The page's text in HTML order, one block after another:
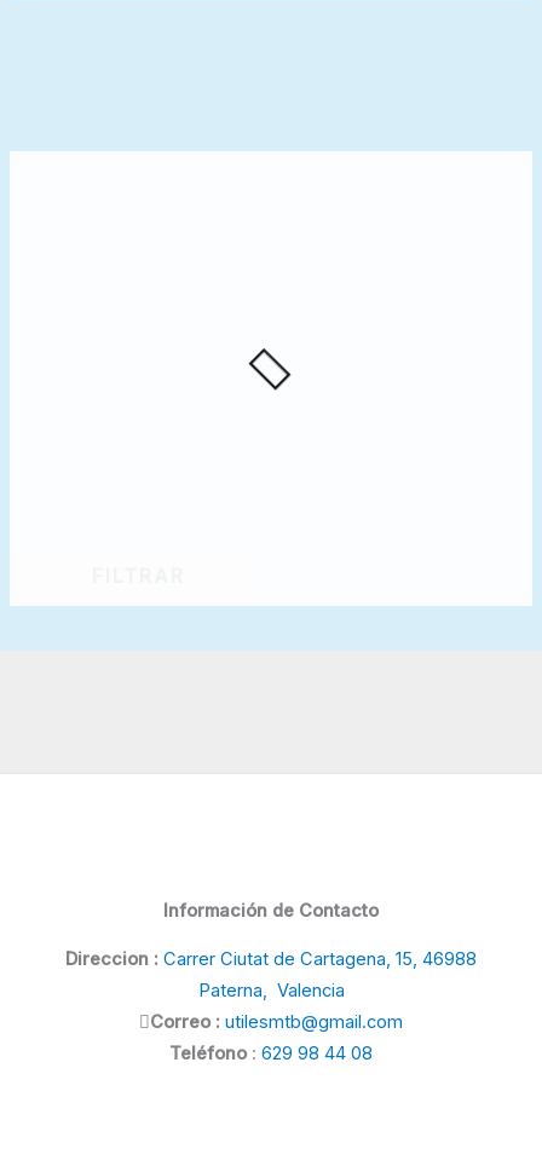
Información de Contacto
Direccion : Carrer Ciutat de Cartagena, 15, 46988
Paterna, Valencia
Correo : utilesmtb@gmail.com
Teléfono : 629 98 44 08